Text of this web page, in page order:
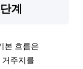
계
본 흐름은
주지를